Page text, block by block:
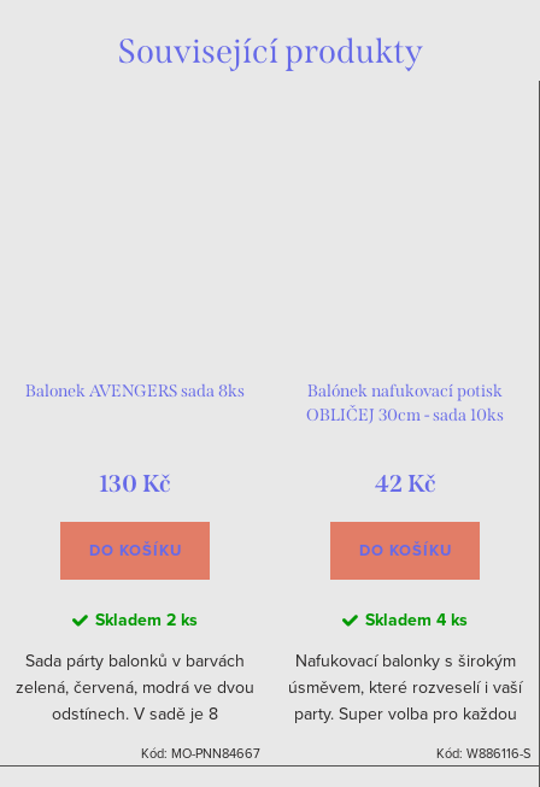
Související produkty
Balonek AVENGERS sada 8ks
130 Kč
DO KOŠÍKU
Skladem 2 ks
Sada párty balonků v barvách
zelená, červená, modrá ve dvou
odstínech. V sadě je 8
28 cm
Kód: MO-PNN84667
Balónek nafukovací potisk
OBLIČEJ 30cm - sada 10ks
42 Kč
DO KOŠÍKU
Skladem 4 ks
Nafukovací balonky s širokým
úsměvem, které rozveselí i vaší
party. Super volba pro každou
balonky v různých barvách se
Kód: W886116-S